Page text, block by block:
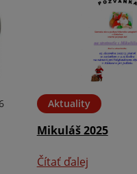
Aktuality
Mikuláš 2025
Čítať ďalej